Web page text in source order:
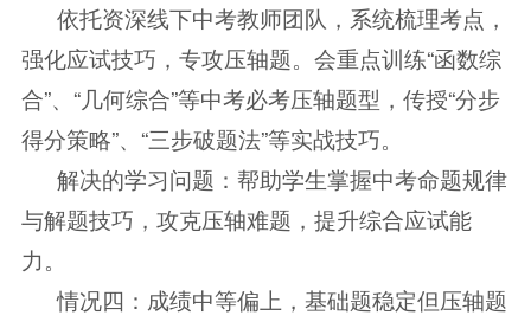
依托资深线下中考教师团队，系统梳理考点，
强化应试技巧，专攻压轴题。会重点训练“函数综
合”、“几何综合”等中考必考压轴题型，传授“分步
得分策略”、“三步破题法”等实战技巧。
解决的学习问题：帮助学生掌握中考命题规律
与解题技巧，攻克压轴难题，提升综合应试能
力。
情况四：成绩中等偏上，基础题稳定但压轴题